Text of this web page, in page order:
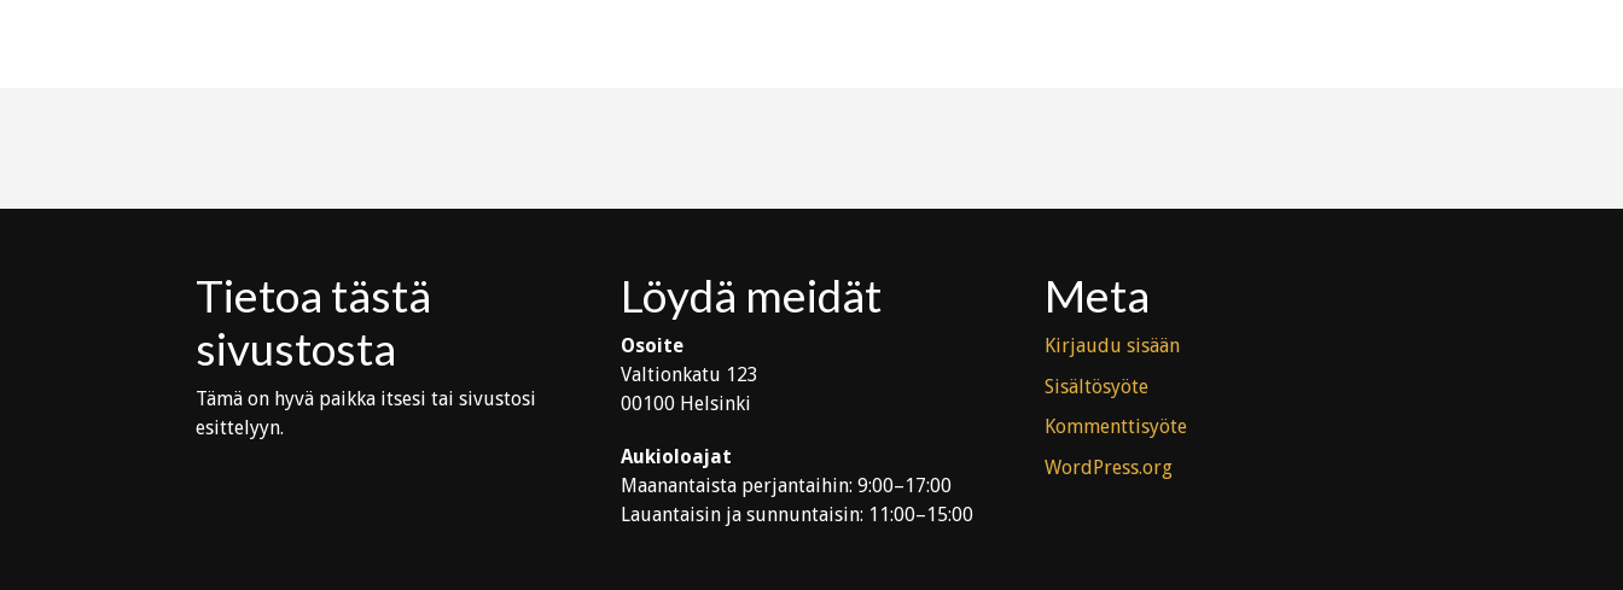
Tietoa tästä
sivustosta
Tämä on hyvä paikka itsesi tai sivustosi
esittelyyn.
Löydä meidät
Osoite
Valtionkatu 123
00100 Helsinki
Aukioloajat
Maanantaista perjantaihin: 9:00–17:00
Lauantaisin ja sunnuntaisin: 11:00–15:00
Meta
Kirjaudu sisään
Sisältösyöte
Kommenttisyöte
WordPress.org